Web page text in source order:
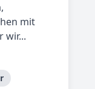
mit
wir...